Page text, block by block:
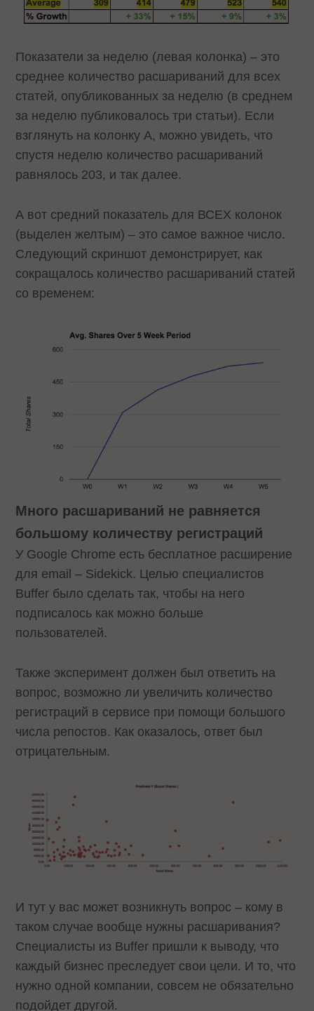
Показатели за неделю (левая колонка) – это
среднее количество расшариваний для всех
статей, опубликованных за неделю (в среднем
за неделю публиковалось три статьи). Если
взглянуть на колонку А, можно увидеть, что
спустя неделю количество расшариваний
равнялось 203, и так далее.
А вот средний показатель для ВСЕХ колонок
(выделен желтым) – это самое важное число.
Следующий скриншот демонстрирует, как
сокращалось количество расшариваний статей
со временем:
Много расшариваний не равняется
большому количеству регистраций
У Google Chrome есть бесплатное расширение
для email – Sidekick. Целью специалистов
Buffer было сделать так, чтобы на него
подписалось как можно больше
пользователей.
Также эксперимент должен был ответить на
вопрос, возможно ли увеличить количество
регистраций в сервисе при помощи большого
числа репостов. Как оказалось, ответ был
отрицательным.
И тут у вас может возникнуть вопрос – кому в
таком случае вообще нужны расшаривания?
Специалисты из Buffer пришли к выводу, что
каждый бизнес преследует свои цели. И то, что
нужно одной компании, совсем не обязательно
подойдет другой.